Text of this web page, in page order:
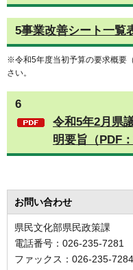
5事業改善シート一覧
※令和5年度当初予算の要求概要
さい。
6
令和5年2月県
明要旨（PDF
お問い合わせ
県民文化部県民政策課
電話番号：026-235-7281
ファックス：026-235-7284